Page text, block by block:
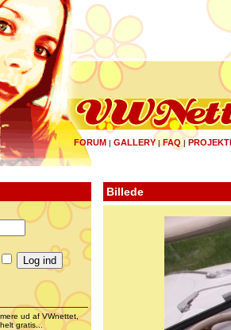
FORUM | GALLERY|FAQ |
ud af VWnettet,
gratis...
Billede